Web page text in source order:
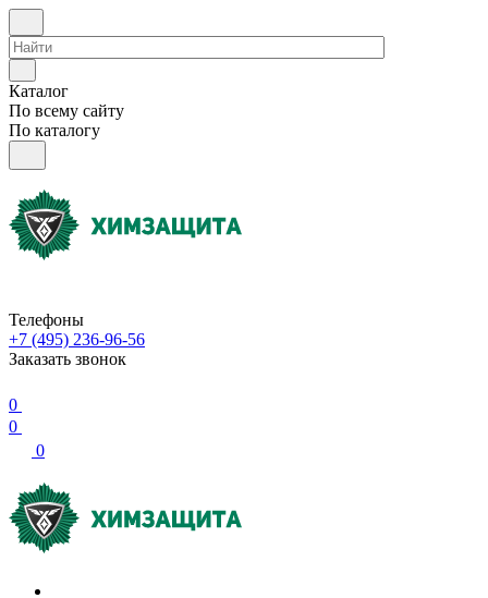
Каталог
По всему сайту
По каталогу
Телефоны
+7 (495) 236-96-56
Заказать звонок
0
0
0